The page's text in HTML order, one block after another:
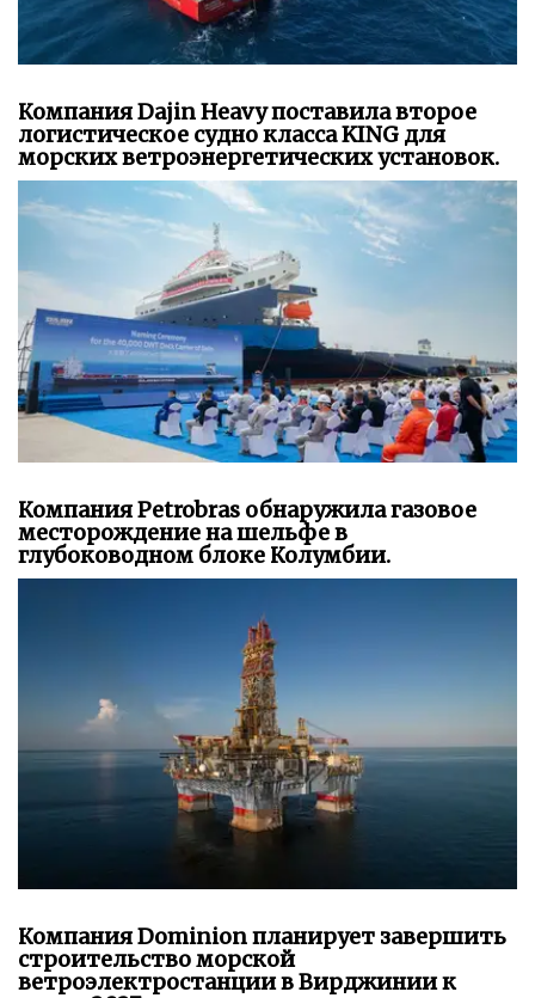
Компания Dajin Heavy поставила второе
логистическое судно класса KING для
морских ветроэнергетических установок.
Компания Petrobras обнаружила газовое
месторождение на шельфе в
глубоководном блоке Колумбии.
Компания Dominion планирует завершить
строительство морской
ветроэлектростанции в Вирджинии к